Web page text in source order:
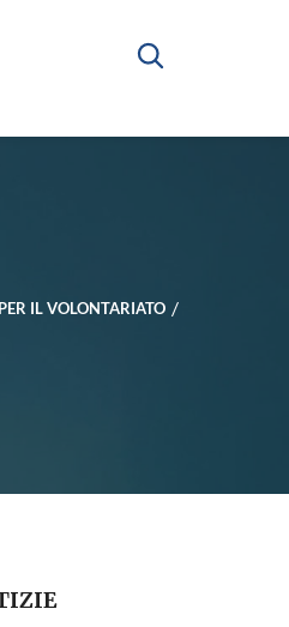
IL VOLONTARIATO